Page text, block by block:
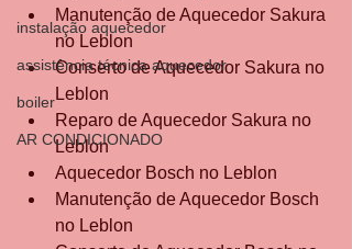
instalação aquecedor
assistência técnica aquecedor
boiler
AR CONDICIONADO
Manutenção de Aquecedor Sakura
no Leblon
Conserto de Aquecedor Sakura no
Leblon
Reparo de Aquecedor Sakura no
Leblon
Aquecedor Bosch no Leblon
Manutenção de Aquecedor Bosch
no Leblon